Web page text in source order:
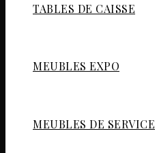
TABLES DE CAISSE
MEUBLES EXPO
MEUBLES DE SERVICE